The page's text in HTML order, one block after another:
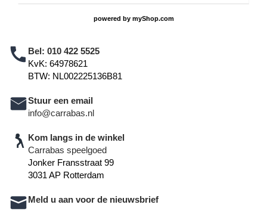
powered by myShop.com
Bel: 010 422 5525
KvK: 64978621
BTW: NL002225136B81
Stuur een email
info@carrabas.nl
Kom langs in de winkel
Carrabas speelgoed
Jonker Fransstraat 99
3031 AP Rotterdam
Meld u aan voor de nieuwsbrief